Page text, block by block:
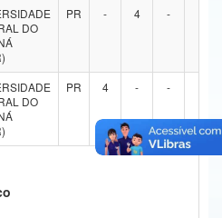
e Comunicações
Humanos
DO
PR - 4 -
DO
PR 4 - -